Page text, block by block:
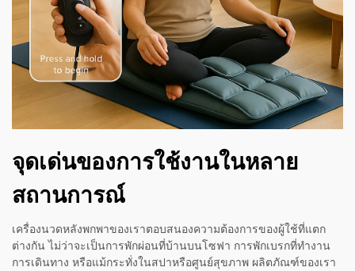
จุดเด่นของการใช้งานในหลาย
สถานการณ์
เครื่องนวดหลังพกพาของเราตอบสนองความต้องการของผู้ใช้ที่แตก
ต่างกัน ไม่ว่าจะเป็นการพักผ่อนที่บ้านบนโซฟา การพักเบรกที่ทำงาน
การเดินทาง หรือแม้กระทั่งในสปาหรือศูนย์สุขภาพ ผลิตภัณฑ์ของเรา